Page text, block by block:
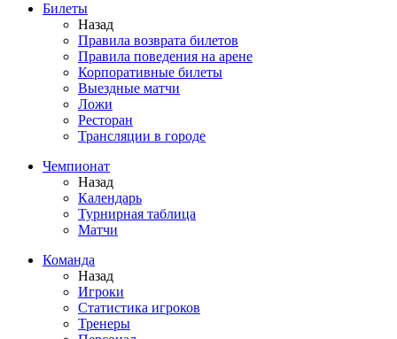
Билеты
Назад
Правила возврата билетов
Правила поведения на арене
Корпоративные билеты
Выездные матчи
Ложи
Ресторан
Трансляции в городе
Чемпионат
Назад
Календарь
Турнирная таблица
Матчи
Команда
Назад
Игроки
Статистика игроков
Тренеры